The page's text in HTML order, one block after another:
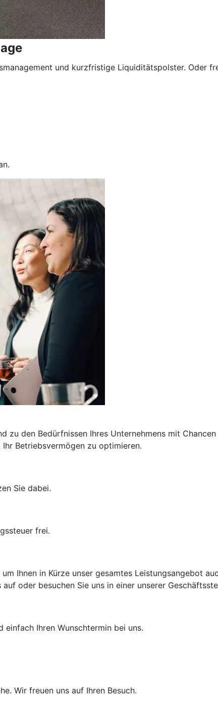
und kurzfristige Liquiditätspolster. Oder
zu den Bedürfnissen Ihres Unternehmens mit
Betriebsvermögen zu optimieren.
Sie dabei.
frei.
Ihnen in Kürze unser gesamtes Leistungsangebot
oder besuchen Sie uns in einer unserer
einfach Ihren Wunschtermin bei uns.
Wir freuen uns auf Ihren Besuch.